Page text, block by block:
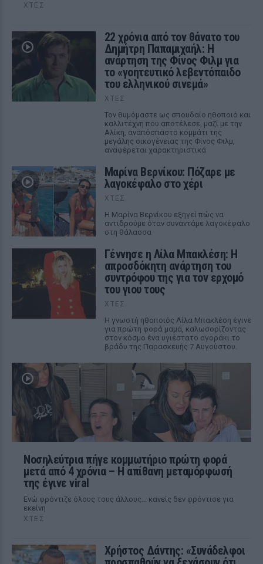
ΧΤΕΣ
22 χρόνια από τον θάνατο του
Δημήτρη Παπαμιχαήλ: Η
ανάρτηση της Φίνος Φιλμ για
το «γοητευτικό λεβεντόπαιδο
του ελληνικού σινεμά»
ΧΤΕΣ
Τον θυμόμαστε ως σπουδαίο ηθοποιό και
καλλιτέχνη που αποτέλεσε, μαζί με την
Αλίκη, αναπόσπαστο κομμάτι της
μεγάλης οικογένειας της Φίνος Φιλμ,
αναφέρεται χαρακτηριστικά
Μαρίνα Βερνίκου: Πόζαρε με
λαγοκέφαλο στο χέρι
ΧΤΕΣ
Η Μαρίνα Βερνίκου εξηγεί πώς να
αντιδρούμε όταν συναντάμε λαγοκέφαλο
στη θάλασσα
Γέννησε η Λίλα Μπακλέση: Η
απροσδόκητη ανάρτηση του
συντρόφου της για τον ερχομό
του γιου τους
ΧΤΕΣ
Η γνωστή ηθοποιός Λίλα Μπακλέση έγινε
για πρώτη φορά μαμά, καλωσορίζοντας
στον κόσμο ένα υγιέστατο αγοράκι το
βράδυ της Παρασκευής 7 Αυγούστου.
Νοσηλεύτρια πήγε κομμωτήριο πρώτη φορά
μετά από 4 χρόνια – Η απίθανη μεταμόρφωσή
της έγινε viral
Ενώ φρόντιζε όλους τους άλλους... κανείς δεν φρόντισε για
εκείνη
ΧΤΕΣ
Χρήστος Δάντης: «Συνάδελφοι